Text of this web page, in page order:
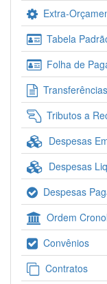
Extra-
Tabela
Folha de
Tributos a
Despesas
Despesas
Despesas
Ordem
Convênios
Contratos